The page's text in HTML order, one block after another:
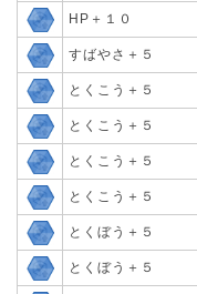
HP＋１０
すばやさ＋５
とくこう＋５
とくこう＋５
とくこう＋５
とくこう＋５
とくぼう＋５
とくぼう＋５